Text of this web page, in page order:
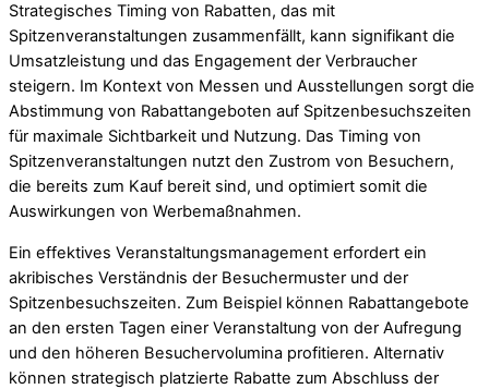
Strategisches Timing von Rabatten, das mit
Spitzenveranstaltungen zusammenfällt, kann signifikant die
Umsatzleistung und das Engagement der Verbraucher
steigern. Im Kontext von Messen und Ausstellungen sorgt die
Abstimmung von Rabattangeboten auf Spitzenbesuchszeiten
für maximale Sichtbarkeit und Nutzung. Das Timing von
Spitzenveranstaltungen nutzt den Zustrom von Besuchern,
die bereits zum Kauf bereit sind, und optimiert somit die
Auswirkungen von Werbemaßnahmen.
Ein effektives Veranstaltungsmanagement erfordert ein
akribisches Verständnis der Besuchermuster und der
Spitzenbesuchszeiten. Zum Beispiel können Rabattangebote
an den ersten Tagen einer Veranstaltung von der Aufregung
und den höheren Besuchervolumina profitieren. Alternativ
können strategisch platzierte Rabatte zum Abschluss der